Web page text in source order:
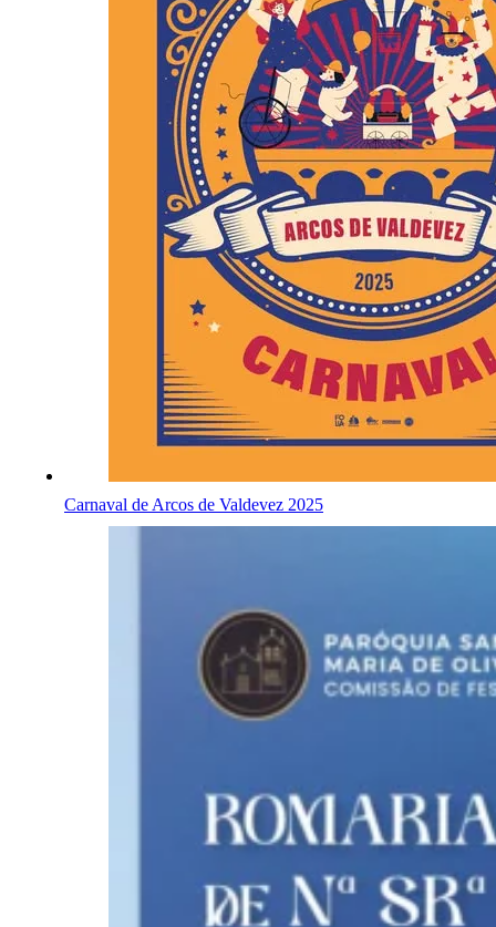
Carnaval de Arcos de Valdevez 2025